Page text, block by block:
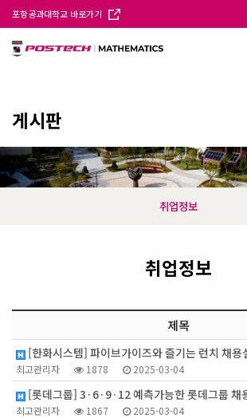
포항공과대학교 바로가기
게시판
취업정보
취업정보
제목
[한화시스템] 파이브가이즈와 즐기는 런치 채용
최고관리자 1878 2025-03-04
[롯데그룹] 3·6·9·12 예측가능한 롯데그룹
최고관리자 1867 2025-03-04